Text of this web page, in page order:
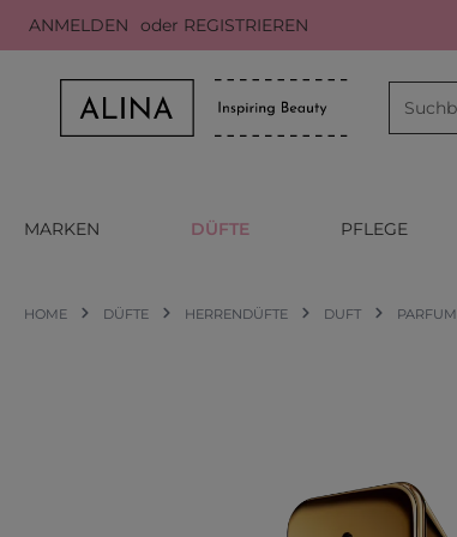
Hauptinhalt springen
Zur Suche springen
Zur Hauptnavigation springen
ANMELDEN oder REGISTRIEREN
MARKEN DÜFTE PFLEGE
HOME DÜFTE HERRENDÜFTE DUFT PARFUM